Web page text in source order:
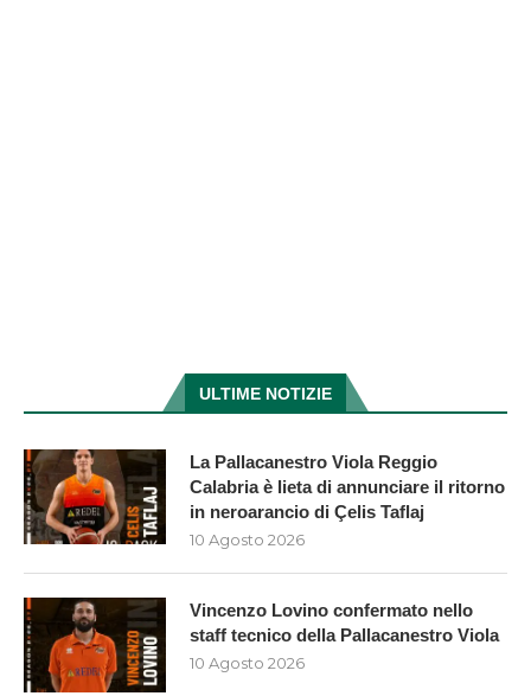
ULTIME NOTIZIE
La Pallacanestro Viola Reggio
Calabria è lieta di annunciare il ritorno
in neroarancio di Çelis Taflaj
10 Agosto 2026
Vincenzo Lovino confermato nello
staff tecnico della Pallacanestro Viola
10 Agosto 2026